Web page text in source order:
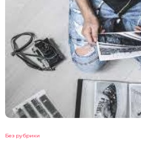
Без рубрики